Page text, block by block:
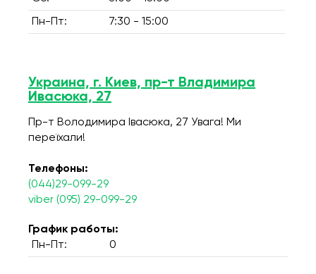
Пн-Пт: 7:30 - 15:00
Украина, г. Киев, пр-т Владимира
Ивасюка, 27
Пр-т Володимира Івасюка, 27 Увага! Ми
переїхали!
Телефоны:
(044)29-099-29
viber (095) 29-099-29
График работы:
Пн-Пт:
0